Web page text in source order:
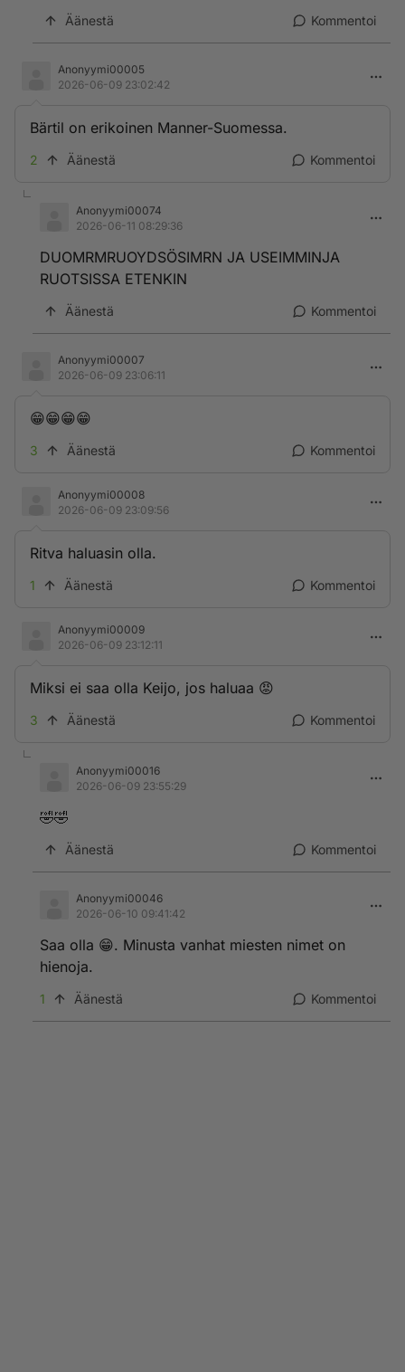
Äänestä Kommentoi
Anonyymi00005
2026-06-09 23:02:42
Bärtil on erikoinen Manner-Suomessa.
2 Äänestä Kommentoi
Anonyymi00074
2026-06-11 08:29:36
DUOMRMRUOYDSÖSIMRN JA USEIMMINJA
RUOTSISSA ETENKIN
Äänestä Kommentoi
Anonyymi00007
2026-06-09 23:06:11
😁😁😁😁
3 Äänestä Kommentoi
Anonyymi00008
2026-06-09 23:09:56
Ritva haluasin olla.
1 Äänestä Kommentoi
Anonyymi00009
2026-06-09 23:12:11
Miksi ei saa olla Keijo, jos haluaa 😡
3 Äänestä Kommentoi
Anonyymi00016
2026-06-09 23:55:29
🤣🤣
Äänestä Kommentoi
Anonyymi00046
2026-06-10 09:41:42
Saa olla 😁. Minusta vanhat miesten nimet on
hienoja.
1 Äänestä Kommentoi